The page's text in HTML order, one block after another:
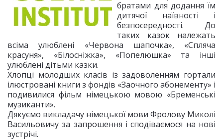
братами для додання їм
дитячої наївності і
безпосередності. До
таких казок належать
всіма улюблені «Червона шапочка», «Спляча
красуня», «Білосніжка», «Попелюшка» та інші
улюблені дітьми казки.
Хлопці молодших класів із задоволенням гортали
ілюстровані книги з фондів «Заочного абонементу» і
подивилися фільм німецькою мовою «Бременські
музиканти».
Дякуємо викладачу німецької мови Фролову Миколі
Васильовичу за запрошення і сподіваємося на нові
зустрічі.